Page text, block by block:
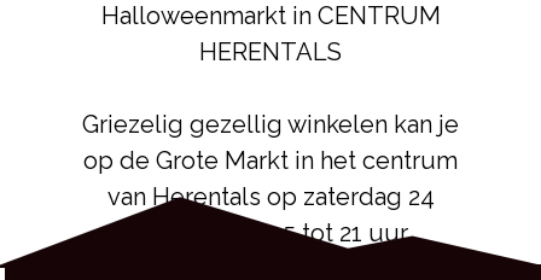
Halloweenmarkt in CENTRUM
HERENTALS
Griezelig gezellig winkelen kan je
op de Grote Markt in het centrum
van Herentals op zaterdag 24
oktober van 15 tot 21 uur